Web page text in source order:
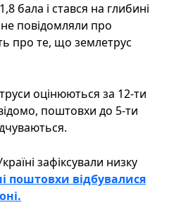
бала і стався на глибині
повідомляли про
про те, що землетрус
оцінюються за 12-ти
поштовхи до 5-ти
зафіксували низку
поштовхи відбувалися